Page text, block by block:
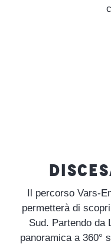
Il percorso Vars-
permetterà di
Sud. Partendo da
panoramica a 360°